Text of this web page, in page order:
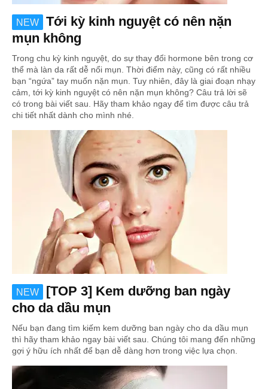
NEW
Tới kỳ kinh nguyệt có nên nặn
mụn không
Trong chu kỳ kinh nguyệt, do sự thay đổi hormone bên trong cơ
thể mà làn da rất dễ nổi mụn. Thời điểm này, cũng có rất nhiều
bạn “ngứa” tay muốn nặn mụn. Tuy nhiên, đây là giai đoạn nhạy
cảm, tới kỳ kinh nguyệt có nên nặn mụn không? Câu trả lời sẽ
có trong bài viết sau. Hãy tham khảo ngay để tìm được câu trả
chi tiết nhất dành cho mình nhé.
NEW
[TOP 3] Kem dưỡng ban ngày
cho da dầu mụn
Nếu bạn đang tìm kiếm kem dưỡng ban ngày cho da dầu mụn
thì hãy tham khảo ngay bài viết sau. Chúng tôi mang đến những
gợi ý hữu ích nhất để bạn dễ dàng hơn trong việc lựa chọn.